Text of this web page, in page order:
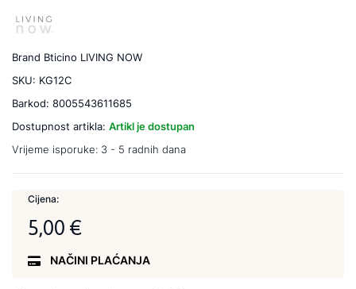
Brand Bticino LIVING NOW
SKU: KG12C
Barkod: 8005543611685
Dostupnost artikla: Artikl je dostupan
Vrijeme isporuke: 3 - 5 radnih dana
Cijena:
5,00 €
NAČINI PLAĆANJA